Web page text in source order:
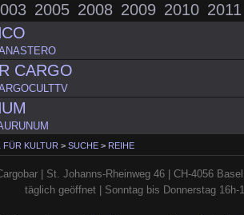
2005 2008 2009 2010 2011
CARGO
FÜR KULTUR >SUCHE > REIHE
| St. Johanns-Rheinweg 46 | CH-4056
täglich geöffnet | Sonntag bis Donnerstag